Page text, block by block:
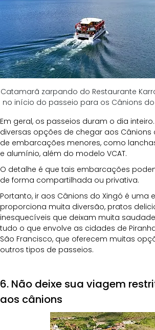
Catamarã zarpando do Restaurante
no início do passeio para os Cânions do
Em geral, os passeios duram o dia
diversas opções de chegar aos Cânions
de embarcações menores, como
e alumínio, além do modelo VCAT.
O detalhe é que tais embarcações
de forma compartilhada ou privativa.
Portanto, ir aos Cânions do Xingó é uma
proporciona muita diversão, pratos
inesquecíveis que deixam muita
tudo o que envolve as cidades de
São Francisco, que oferecem muitas
outros tipos de passeios.
6. Não deixe sua viagem
aos cânions